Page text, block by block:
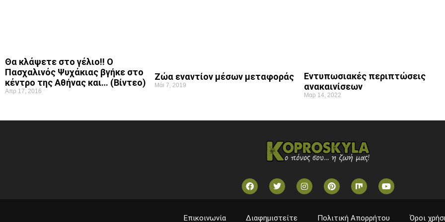
Θα κλάψετε στο γέλιο!! Ο
Πασχαλινός Ψυχάκιας βγήκε στο
κέντρο της Αθήνας και… (Βίντεο)
Απρ 17, 2016
Ζώα εναντίον μέσων μεταφοράς
Μάι 7, 2019
Εντυπωσιακές περιπτώσεις
ανακαινίσεων
Μαρ 14, 2022
Επικοινωνία Διαφημιστείτε Πολιτική Απορρήτου Όροι